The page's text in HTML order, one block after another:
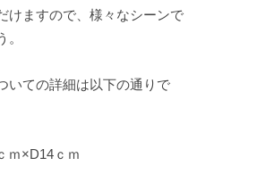
けますので、様々なシーンで
いての詳細は以下の通りで
ｍ×D14ｃｍ